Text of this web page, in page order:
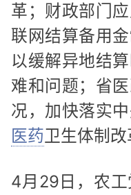
革；财政部门
联网结算备用
以缓解异地结
难和问题；省
况，加快落实
医药卫生体制改
4月29日，农